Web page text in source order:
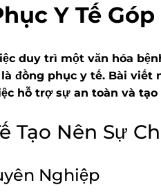
Y Tế
duy trì một văn hóa
đồng phục y tế. Bài
hỗ trợ sự an toàn và
Tạo Nên Sự
Nghiệp